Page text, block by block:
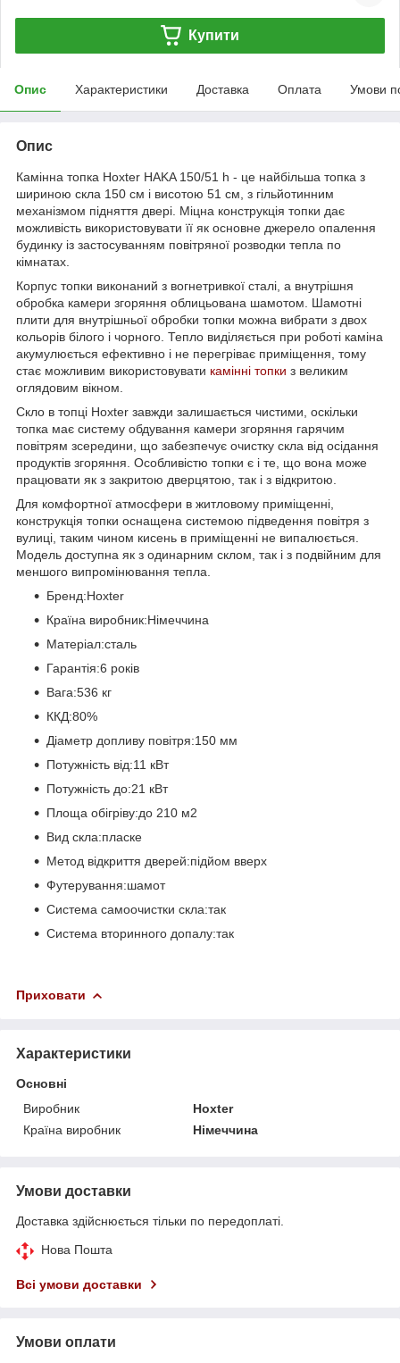
Купити
Опис Характеристики Доставка Оплата Умови
Опис
Камінна топка Hoxter HAKA 150/51 h - це найбільша топка з
шириною скла 150 см і висотою 51 см, з гільйотинним
механізмом підняття двері. Міцна конструкція топки дає
можливість використовувати її як основне джерело опалення
будинку із застосуванням повітряної розводки тепла по
кімнатах.
Корпус топки виконаний з вогнетривкої сталі, а внутрішня
обробка камери згоряння облицьована шамотом. Шамотні
плити для внутрішньої обробки топки можна вибрати з двох
кольорів білого і чорного. Тепло виділяється при роботі каміна
акумулюється ефективно і не перегріває приміщення, тому
стає можливим використовувати камінні топки з великим
оглядовим вікном.
Скло в топці Hoxter завжди залишається чистими, оскільки
топка має систему обдування камери згоряння гарячим
повітрям зсередини, що забезпечує очистку скла від осідання
продуктів згоряння. Особливістю топки є і те, що вона може
працювати як з закритою дверцятою, так і з відкритою.
Для комфортної атмосфери в житловому приміщенні,
конструкція топки оснащена системою підведення повітря з
вулиці, таким чином кисень в приміщенні не випалюється.
Модель доступна як з одинарним склом, так і з подвійним для
меншого випромінювання тепла.
Бренд:Hoxter
Країна виробник:Німеччина
Матеріал:сталь
Гарантія:6 років
Вага:536 кг
ККД:80%
Діаметр допливу повітря:150 мм
Потужність від:11 кВт
Потужність до:21 кВт
Площа обігріву:до 210 м2
Вид скла:пласке
Метод відкриття дверей:підйом вверх
Футерування:шамот
Система самоочистки скла:так
Система вторинного допалу:так
Приховати
Характеристики
Основні
Виробник
Hoxter
Країна виробник
Німеччина
Умови доставки
Доставка здійснюється тільки по передоплаті.
Нова Пошта
Всі умови доставки
Умови оплати